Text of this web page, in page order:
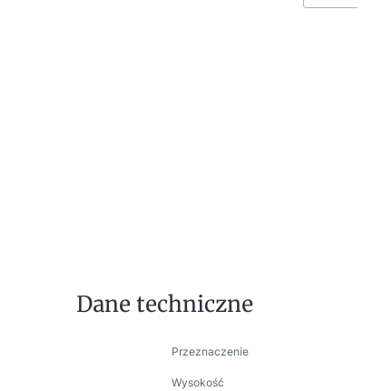
Dane techniczne
Przeznaczenie
Wysokość